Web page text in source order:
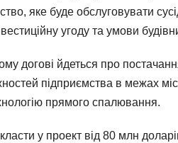
яке буде обслуговувати
угоду та умови
догові йдеться про
підприємства в межах
прямого спалювання.
у проект від 80 млн